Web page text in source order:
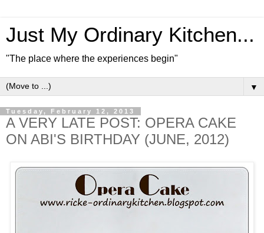
Just My Ordinary Kitchen...
"The place where the experiences begin"
▼
Tuesday, February 12, 2013
A VERY LATE POST: OPERA CAKE
ON ABI'S BIRTHDAY (JUNE, 2012)